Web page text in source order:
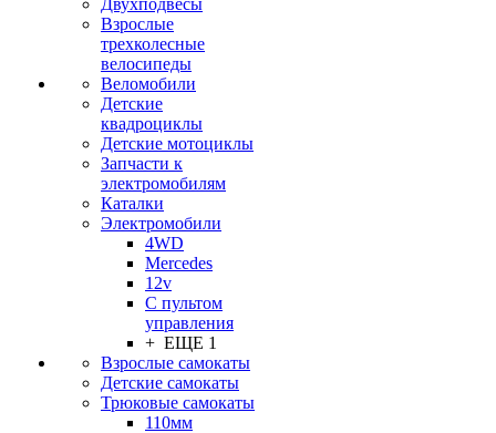
Двухподвесы
Взрослые
трехколесные
велосипеды
Веломобили
Детские
квадроциклы
Детские мотоциклы
Запчасти к
электромобилям
Каталки
Электромобили
4WD
Mercedes
12v
С пультом
управления
+ ЕЩЕ 1
Взрослые самокаты
Детские самокаты
Трюковые самокаты
110мм